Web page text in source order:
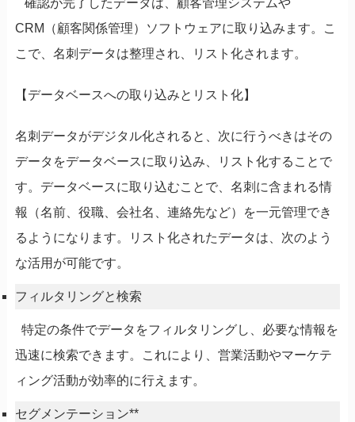
確認が完了したデータは、顧客管理システムや
CRM（顧客関係管理）ソフトウェアに取り込みます。こ
こで、名刺データは整理され、リスト化されます。
【データベースへの取り込みとリスト化】
名刺データがデジタル化されると、次に行うべきはその
データをデータベースに取り込み、リスト化することで
す。データベースに取り込むことで、名刺に含まれる情
報（名前、役職、会社名、連絡先など）を一元管理でき
るようになります。リスト化されたデータは、次のよう
な活用が可能です。
フィルタリングと検索
特定の条件でデータをフィルタリングし、必要な情報を
迅速に検索できます。これにより、営業活動やマーケテ
ィング活動が効率的に行えます。
セグメンテーション**